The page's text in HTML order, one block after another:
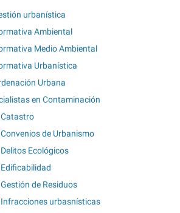
urbanística
Ambiental
Medio Ambiental
Urbanística
Urbana
en Contaminación
de Urbanismo
Ecológicos
de Residuos
urbasnísticas